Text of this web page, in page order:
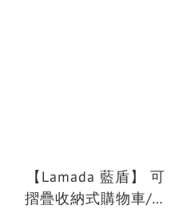
【Lamada 藍盾】 可
摺疊收納式購物車/寵